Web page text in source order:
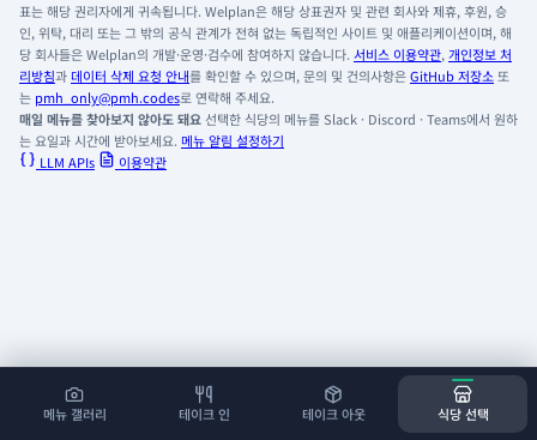
메뉴 갤러리 테이크 인 테이크 아웃 식당 선택
표는 해당 권리자에게 귀속됩니다. Welplan은 해당 상표권자 및 관련 회사와 제휴, 후원, 승
인, 위탁, 대리 또는 그 밖의 공식 관계가 전혀 없는 독립적인 사이트 및 애플리케이션이며, 해
당 회사들은 Welplan의 개발·운영·검수에 참여하지 않습니다. 서비스 이용약관, 개인정보 처
리방침과데이터 삭제 요청 안내를 확인할 수 있으며, 문의 및 건의사항은GitHub 저장소 또
는 pmh_only@pmh.codes로 연락해 주세요.
매일 메뉴를 찾아보지 않아도 돼요선택한 식당의 메뉴를 Slack · Discord · Teams에서 원하
는 요일과 시간에 받아보세요. 메뉴 알림 설정하기
LLM APIs
이용약관